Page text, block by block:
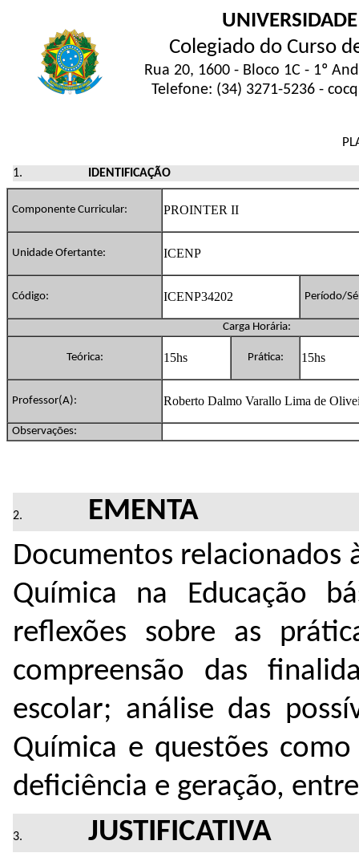
Colegiado do Curso
Rua 20, 1600 - Bloco 1C - 1º
Telefone: (34) 3271-5236 -
IDENTIFICAÇÃO
Componente Curricular: PROINTER II
Unidade Ofertante: ICENP
Código: ICENP34202 Período/
Carga Horária:
Teórica: 15hs Prática: 15hs
Professor(A): Roberto Dalmo Varallo Lima de
Observações:
EMENTA
Documentos relacionados
Química na Educação
reflexões sobre as
compreensão das
escolar; análise das
Química e questões
deficiência e geração,
JUSTIFICATIVA